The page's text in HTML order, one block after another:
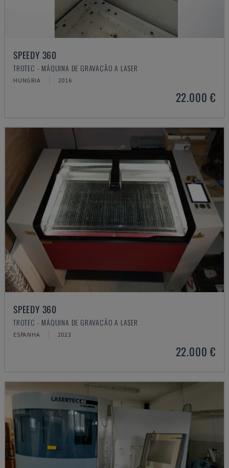
SPEEDY 360
TROTEC - MÁQUINA DE GRAVAÇÃO A LASER
HUNGRIA 2016
22.000 €
SPEEDY 360
TROTEC - MÁQUINA DE GRAVAÇÃO A LASER
ESPANHA 2023
22.000 €